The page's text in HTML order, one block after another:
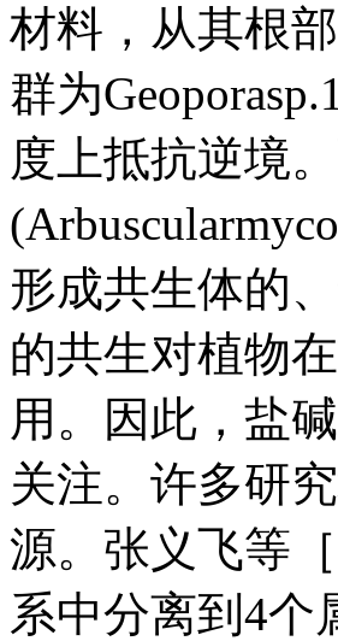
材料，从其根
群为
度上抵抗逆境
形成共生体的
的共生对植物
用。因此，盐
关注。许多研
源。张义飞等
系中分离到4个